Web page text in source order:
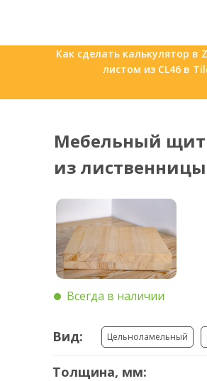
Как сделать калькулятор в
листом из CL46 в
Мебельный щит
из лиственницы
Вид: Цельноламельный
Толщина, мм:
Всегда в наличии